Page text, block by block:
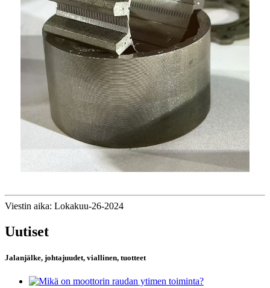
Viestin aika: Lokakuu-26-2024
Uutiset
Jalanjälke, johtajuudet, viallinen, tuotteet